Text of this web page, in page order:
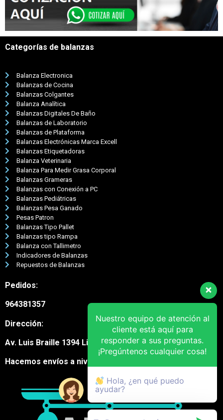
Categorías de balanzas
Balanza Electronica
Balanzas de Cocina
Balanzas Colgantes
Balanza Analítica
Balanzas Digitales De Baño
Balanzas de Laboratorio
Balanzas de Plataforma
Balanzas Electrónicas Marca Excell
Balanzas Etiquetadoras
Balanza Veterinaria
Balanza Para Medir Grasa Corporal
Balanzas Grameras
Balanzas con Conexión a PC
Balanzas Pediátricas
Balanzas Pesa Ganado
Pesas Patron
Balanzas Tipo Pallet
Balanzas tipo Rampa
Balanza con Tallimetro
Indicadores de Balanzas
Repuestos de Balanzas
Pedidos:
964381357
Dirección:
Av. Luis Braille 1394 Lima Cercado
Hacemos envíos a nivel nacional
Nuestro equipo de atención al
cliente está aquí para
responder a sus preguntas.
¡Pregúntenos cualquier cosa!
Hola, ¿en qué puedo
ayudar?